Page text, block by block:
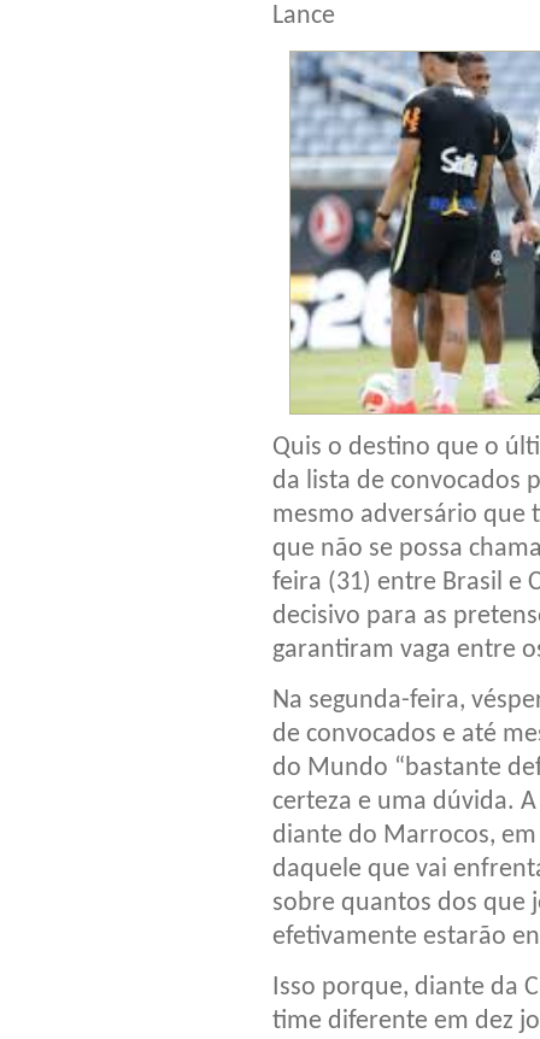
Lance
Quis o destino que o
da lista de convocados
mesmo adversário que
que não se possa
feira (31) entre Brasil e
decisivo para as
garantiram vaga entre
Na segunda-feira,
de convocados e até
do Mundo “bastante
certeza e uma dúvida.
diante do Marrocos,
daquele que vai
sobre quantos dos que
efetivamente estarão
Isso porque, diante da
time diferente em dez